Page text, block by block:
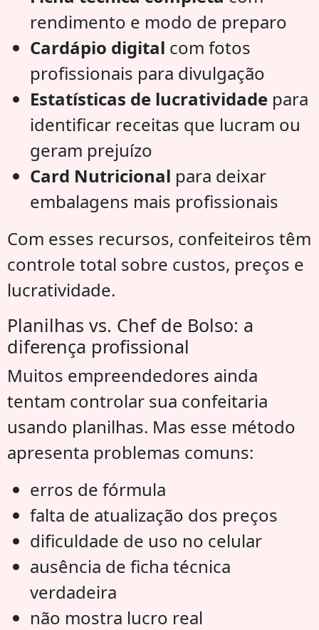
rendimento e modo de preparo
Cardápio digital com fotos
profissionais para divulgação
Estatísticas de lucratividade para
identificar receitas que lucram ou
geram prejuízo
Card Nutricional para deixar
embalagens mais profissionais
Com esses recursos, confeiteiros têm
controle total sobre custos, preços e
lucratividade.
Planilhas vs. Chef de Bolso: a
diferença profissional
Muitos empreendedores ainda
tentam controlar sua confeitaria
usando planilhas. Mas esse método
apresenta problemas comuns:
erros de fórmula
falta de atualização dos preços
dificuldade de uso no celular
ausência de ficha técnica
verdadeira
não mostra lucro real